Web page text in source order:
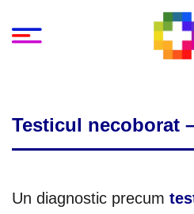
content
Testicul necoborat
Un diagnostic precum